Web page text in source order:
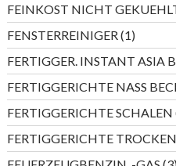
FEINKOST NICHT
FENSTERREINIGER 11
Produkt
FERTIGGER. INSTANT ASIA
FERTIGGERICHTE NASS
FERTIGGERICHTE SCHALEN
FERTIGGERICHTE